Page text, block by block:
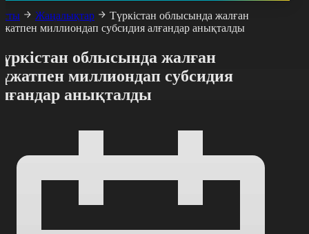
Жаңалықтар
Түркістан облысында жалған
миллиондап субсидия алғандар анықталды
облысында жалған
миллиондап субсидия
анықталды